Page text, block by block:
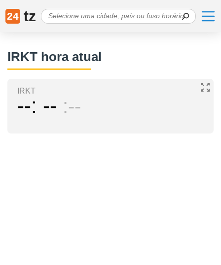
24 tz
IRKT hora atual
IRKT
-- -- --